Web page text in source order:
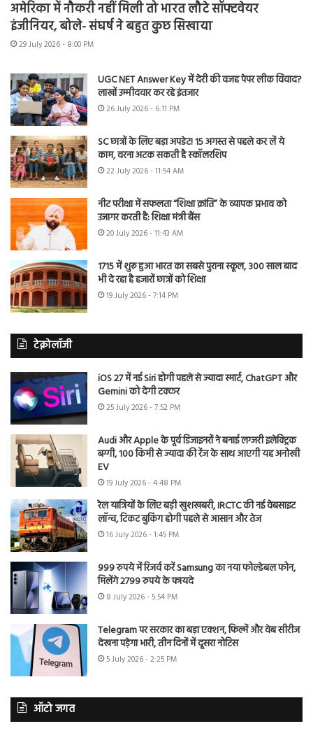
अमेरिका में नौकरी नहीं मिली तो भारत लौटे सॉफ्टवेयर
इंजीनियर, बोले- संघर्ष ने बहुत कुछ सिखाया
29 July 2026 - 8:00 PM
UGC NET Answer Key में देरी की वजह पेपर लीक विवाद?
लाखों उम्मीदवार कर रहे इंतजार
26 July 2026 - 6:11 PM
SC छात्रों के लिए बड़ा अपडेट! 15 अगस्त से पहले कर लें ये
काम, वरना अटक सकती है स्कॉलरशिप
22 July 2026 - 11:54 AM
नीट परीक्षा में सफलता “शिक्षा क्रांति” के व्यापक प्रभाव को
उजागर करती है: शिक्षा मंत्री बैंस
20 July 2026 - 11:43 AM
1715 में शुरू हुआ भारत का सबसे पुराना स्कूल, 300 साल बाद
भी दे रहा है हजारों छात्रों को शिक्षा
19 July 2026 - 7:14 PM
टेक्नोलॉजी
iOS 27 में नई Siri होगी पहले से ज्यादा स्मार्ट, ChatGPT और
Gemini को देगी टक्कर
25 July 2026 - 7:52 PM
Audi और Apple के पूर्व डिजाइनरों ने बनाई लग्जरी इलेक्ट्रिक
बग्गी, 100 किमी से ज्यादा की रेंज के साथ आएगी यह अनोखी
EV
19 July 2026 - 4:48 PM
रेल यात्रियों के लिए बड़ी खुशखबरी, IRCTC की नई वेबसाइट
लॉन्च, टिकट बुकिंग होगी पहले से आसान और तेज
16 July 2026 - 1:45 PM
999 रुपये में रिजर्व करें Samsung का नया फोल्डेबल फोन,
मिलेंगे 2799 रुपये के फायदे
8 July 2026 - 5:54 PM
Telegram पर सरकार का बड़ा एक्शन, फिल्में और वेब सीरीज
देखना पड़ेगा भारी, तीन दिनों में दूसरा नोटिस
5 July 2026 - 2:25 PM
ऑटो जगत